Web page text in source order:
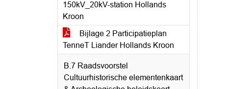
150kV_20kV-station Hollands
Kroon
Bijlage 2 Participatieplan
TenneT Liander Hollands Kroon
B.7 Raadsvoorstel
Cultuurhistorische elementenkaart